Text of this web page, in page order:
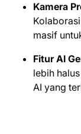
Kamera
masif
Fitur AI
lebih
AI yang